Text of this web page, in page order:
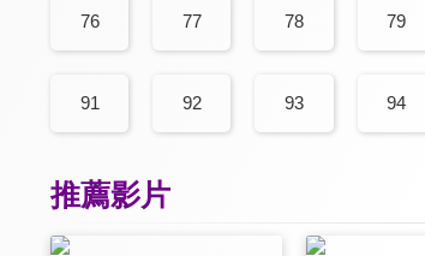
76 77 78 79
91 92 93 94
推薦影片